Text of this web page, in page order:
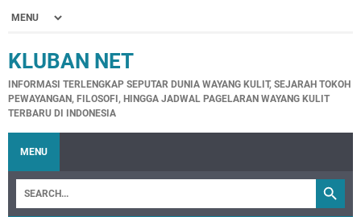
KLUBAN NET
INFORMASI TERLENGKAP SEPUTAR DUNIA WAYANG KULIT, SEJARAH TOKOH
PEWAYANGAN, FILOSOFI, HINGGA JADWAL PAGELARAN WAYANG KULIT
TERBARU DI INDONESIA
MENU